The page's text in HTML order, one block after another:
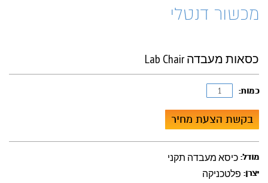
מכשור דנטלי
כסאות מעבדה Lab Chair
כמות:
בקשת הצעת מחיר
מודל: כיסא מעבדה תקני
יצרן: פלטכניקה